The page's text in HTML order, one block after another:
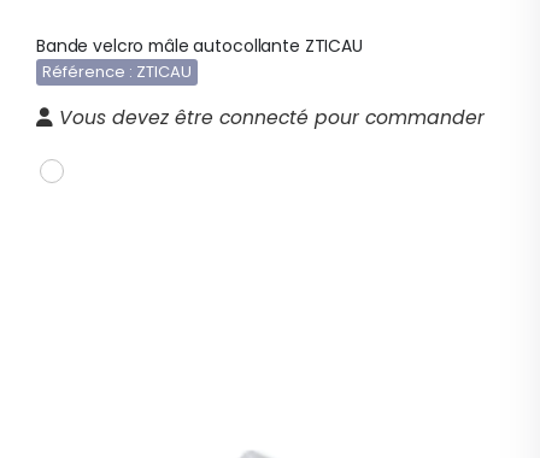
Bande velcro mâle autocollante ZTICAU
Référence : ZTICAU
Vous devez être connecté pour commander